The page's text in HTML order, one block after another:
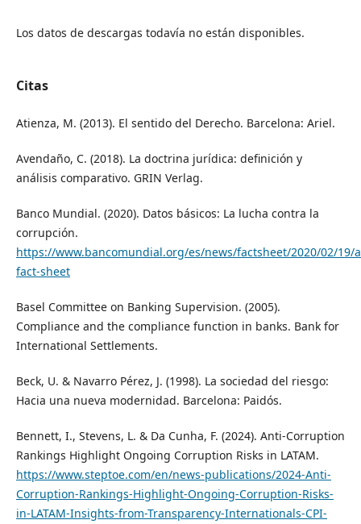
Los datos de descargas todavía no están disponibles.
Citas
Atienza, M. (2013). El sentido del Derecho. Barcelona: Ariel.
Avendaño, C. (2018). La doctrina jurídica: definición y
análisis comparativo. GRIN Verlag.
Banco Mundial. (2020). Datos básicos: La lucha contra la
corrupción.
https://www.bancomundial.org/es/news/factsheet/2020/02/
fact-sheet
Basel Committee on Banking Supervision. (2005).
Compliance and the compliance function in banks. Bank for
International Settlements.
Beck, U. & Navarro Pérez, J. (1998). La sociedad del riesgo:
Hacia una nueva modernidad. Barcelona: Paidós.
Bennett, I., Stevens, L. & Da Cunha, F. (2024). Anti-Corruption
Rankings Highlight Ongoing Corruption Risks in LATAM.
https://www.steptoe.com/en/news-publications/2024-Anti-
Corruption-Rankings-Highlight-Ongoing-Corruption-Risks-
in-LATAM-Insights-from-Transparency-Internationals-CPI-